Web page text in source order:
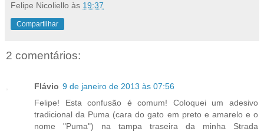
Felipe Nicoliello às 19:37
Compartilhar
2 comentários:
Flávio 9 de janeiro de 2013 às 07:56
Felipe! Esta confusão é comum! Coloquei um adesivo
tradicional da Puma (cara do gato em preto e amarelo e o
nome "Puma") na tampa traseira da minha Strada